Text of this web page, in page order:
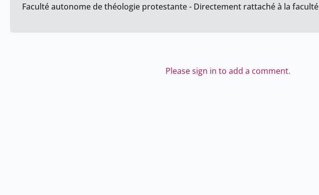
Faculté autonome de théologie protestante - Directement rattaché à la faculté
Please sign in to add a comment.